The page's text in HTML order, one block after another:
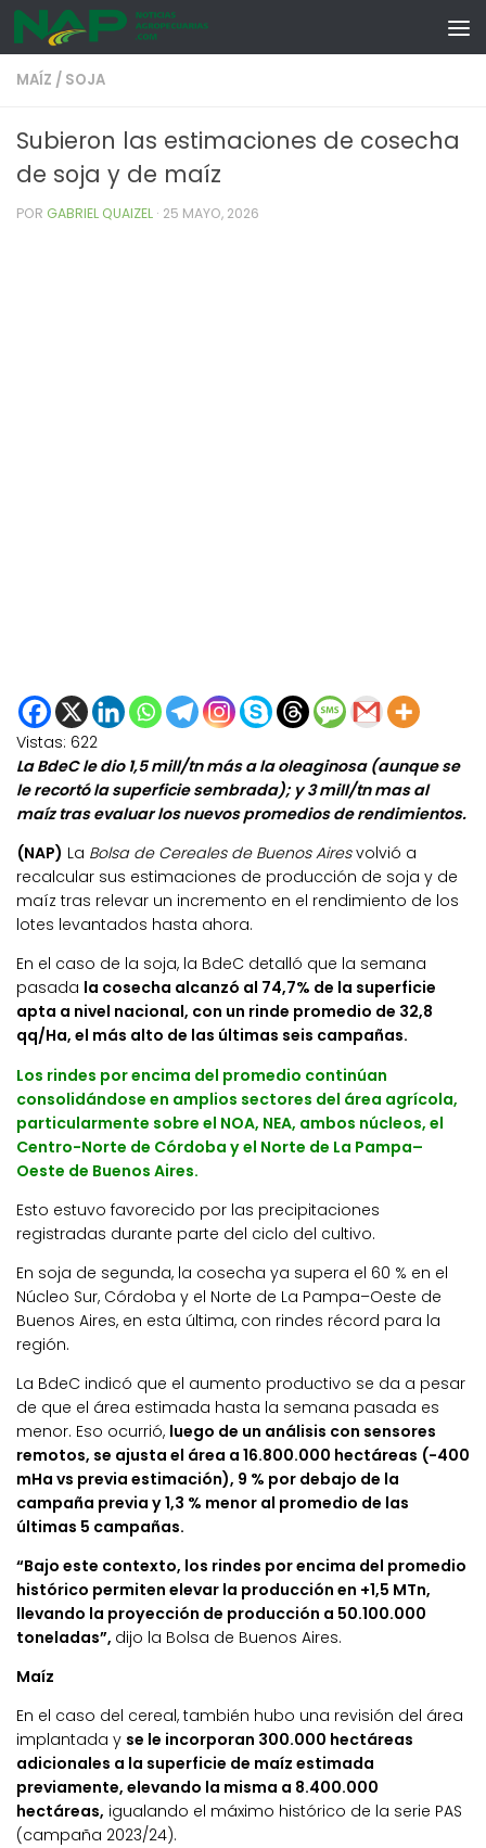
Skip to content
MAÍZ / SOJA
Subieron las estimaciones de cosecha
de soja y de maíz
POR GABRIEL QUAIZEL · 25 MAYO, 2026
Vistas: 622
La BdeC le dio 1,5 mill/tn más a la oleaginosa (aunque se
le recortó la superficie sembrada); y 3 mill/tn mas al
maíz tras evaluar los nuevos promedios de rendimientos.
(NAP) La Bolsa de Cereales de Buenos Airesvolvió a
recalcular sus estimaciones de producción de soja y de
maíz tras relevar un incremento en el rendimiento de los
lotes levantados hasta ahora.
En el caso de la soja, la BdeC detalló que la semana
pasada la cosecha alcanzó al 74,7% de la superficie
apta a nivel nacional, con un rinde promedio de 32,8
qq/Ha, el más alto de las últimas seis campañas.
Los rindes por encima del promedio continúan
consolidándose en amplios sectores del área agrícola,
particularmente sobre el NOA, NEA, ambos núcleos, el
Centro-Norte de Córdoba y el Norte de La Pampa–
Oeste de Buenos Aires.
Esto estuvo favorecido por las precipitaciones
registradas durante parte del ciclo del cultivo.
En soja de segunda, la cosecha ya supera el 60 % en el
Núcleo Sur, Córdoba y el Norte de La Pampa–Oeste de
Buenos Aires, en esta última, con rindes récord para la
región.
La BdeC indicó que el aumento productivo se da a pesar
de que el área estimada hasta la semana pasada es
menor. Eso ocurrió, luego de un análisis con sensores
remotos, se ajusta el área a 16.800.000 hectáreas (-400
mHa vs previa estimación), 9 % por debajo de la
campaña previa y 1,3 % menor al promedio de las
últimas 5 campañas.
“Bajo este contexto, los rindes por encima del promedio
histórico permiten elevar la producción en +1,5 MTn,
llevando la proyección de producción a 50.100.000
toneladas”, dijo la Bolsa de Buenos Aires.
Maíz
En el caso del cereal, también hubo una revisión del área
implantada y se le incorporan 300.000 hectáreas
adicionales a la superficie de maíz estimada
previamente, elevando la misma a 8.400.000
hectáreas, igualando el máximo histórico de la serie PAS
(campaña 2023/24).